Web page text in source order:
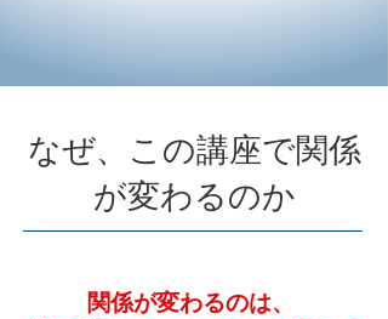
なぜ、この講座で関係
が変わるのか
関係が変わるのは、